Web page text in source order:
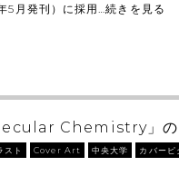
月発刊）に採用…続きを見る
Chemistry」の
スト Cover Art 中央大学 カバーピ